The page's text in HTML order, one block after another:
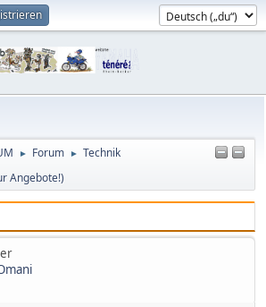
► Forum ► Technik
Angebote!)